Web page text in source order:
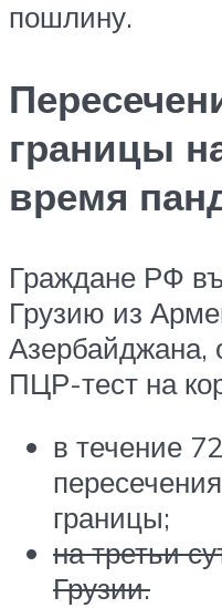
пошлину.
границы
время
Граждане РФ
Грузию из
Азербайджана,
ПЦР-тест на
в течение
границы;
на третьи
Грузии.